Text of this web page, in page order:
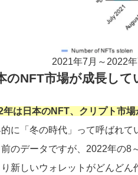
2021年7月～2022
のNFT市場が成長して
年は日本のNFT、クリプト市場
に「冬の時代」って呼ばれて
のデータですが、2022年の8
新しいウォレットがどんどん